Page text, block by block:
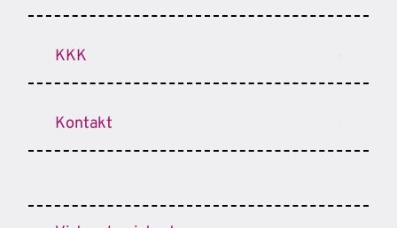
KKK
Kontakt